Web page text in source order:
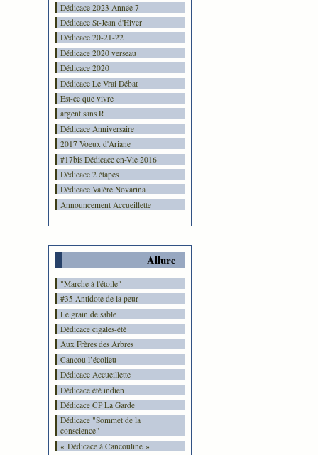
Dédicace 2023 Année 7
Dédicace St-Jean d'Hiver
Dédicace 20-21-22
Dédicace 2020 verseau
Dédicace 2020
Dédicace Le Vrai Débat
Est-ce que vivre
argent sans R
Dédicace Anniversaire
2017 Voeux d'Ariane
#17bis Dédicace en-Vie 2016
Dédicace 2 étapes
Dédicace Valère Novarina
Announcement Accueillette
Allure
"Marche à l'étoile"
#35 Antidote de la peur
Le grain de sable
Dédicace cigales-été
Aux Frères des Arbres
Cancou l’écolieu
Dédicace Accueillette
Dédicace été indien
Dédicace CP La Garde
Dédicace "Sommet de la
conscience"
« Dédicace à Cancouline »